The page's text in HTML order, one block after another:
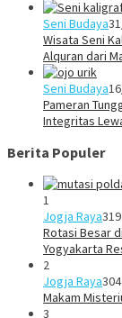
Seni Budaya
Wisata Seni
Alquran dari
Seni Budaya
Pameran
Integritas
Berita Populer
1
Jogja Raya
Rotasi Besar
Yogyakarta
2
Jogja Raya
Makam
3